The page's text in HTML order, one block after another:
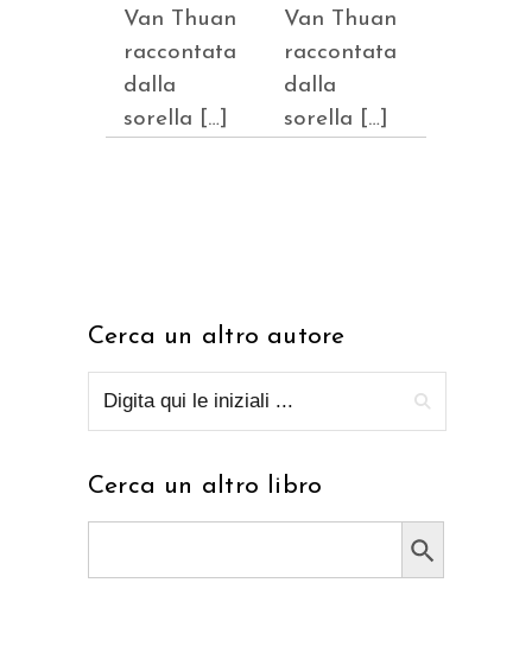
Van Thuan
raccontata
dalla
sorella […]
Van Thuan
raccontata
dalla
sorella […]
Cerca un altro autore
Cerca un altro libro
Search Button